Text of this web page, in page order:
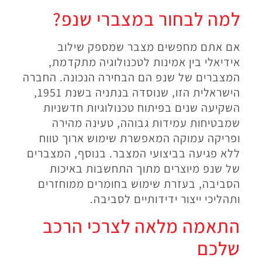
למה לבחור במצברי שנפ?
אם אתם מחפשים מצבר שמספק שילוב
אידיאלי בין אמינות לטכנולוגיה מתקדמת,
המצברים של שנפ הם הבחירה הנכונה. החברה
הישראלית הזו, שנוסדה בנתניה בשנת 1951,
השקיעה שנים בפיתוח טכנולוגיות חדשניות
שמבטיחות עמידות גבוהה, טעינה מהירה
ופריקה עמוקה המאפשרת שימוש ארוך טווח
ללא פגיעה בביצועי המצבר. בנוסף, המצברים
של שנפ מיוצרים מתוך התחשבות באיכות
הסביבה, בעזרת שימוש בחומרים ממוחזרים
ותהליכי ייצור ידידותיים לסביבה.
התאמה מלאה לצרכי הרכב
שלכם